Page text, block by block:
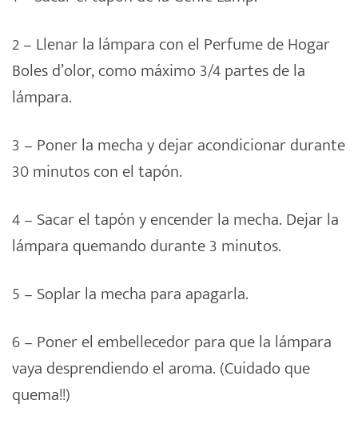
2 – Llenar la lámpara con el Perfume de Hogar
Boles d’olor, como máximo 3/4 partes de la
lámpara.
3 – Poner la mecha y dejar acondicionar durante
30 minutos con el tapón.
4 – Sacar el tapón y encender la mecha. Dejar la
lámpara quemando durante 3 minutos.
5 – Soplar la mecha para apagarla.
6 – Poner el embellecedor para que la lámpara
vaya desprendiendo el aroma. (Cuidado que
quema!!)